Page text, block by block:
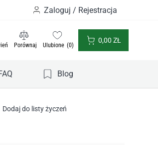
Zaloguj / Rejestracja
Porównaj Ulubione 0
0,00 ZŁ
Blog
Dodaj do listy życzeń